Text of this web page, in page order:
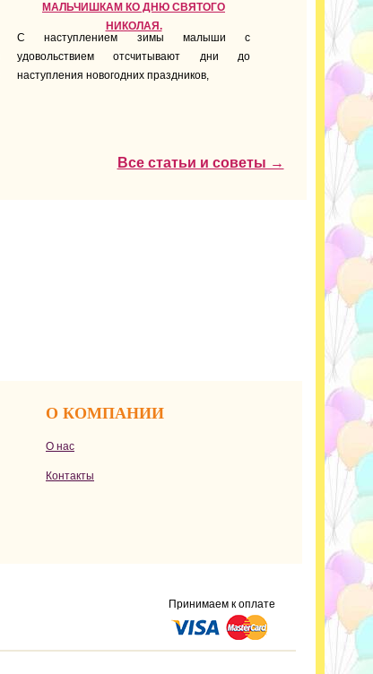
МАЛЬЧИШКАМ КО ДНЮ СВЯТОГО
НИКОЛАЯ.
С наступлением зимы малыши с
удовольствием отсчитывают дни до
наступления новогодних праздников,
Все статьи и советы →
О КОМПАНИИ
О нас
Контакты
Принимаем к оплате